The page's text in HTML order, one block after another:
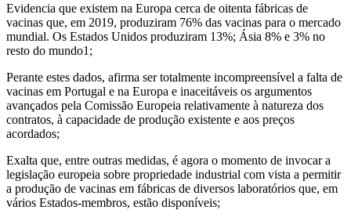
Evidencia que existem na Europa cerca de oitenta fábricas de
vacinas que, em 2019, produziram 76% das vacinas para o mercado
mundial. Os Estados Unidos produziram 13%; Ásia 8% e 3% no
resto do mundo1;
Perante estes dados, afirma ser totalmente incompreensível a falta de
vacinas em Portugal e na Europa e inaceitáveis os argumentos
avançados pela Comissão Europeia relativamente à natureza dos
contratos, à capacidade de produção existente e aos preços
acordados;
Exalta que, entre outras medidas, é agora o momento de invocar a
legislação europeia sobre propriedade industrial com vista a permitir
a produção de vacinas em fábricas de diversos laboratórios que, em
vários Estados-membros, estão disponíveis;